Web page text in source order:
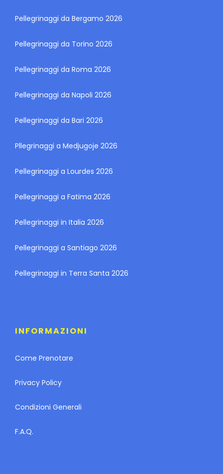
Pellegrinaggi da Bergamo 2026
Pellegrinaggi da Torino 2026
Pellegrinaggi da Roma 2026
Pellegrinaggi da Napoli 2026
Pellegrinaggi da Bari 2026
Pllegrinaggi a Medjugoje 2026
Pellegrinaggi a Lourdes 2026
Pellegrinaggi a Fatima 2026
Pellegrinaggi in Italia 2026
Pellegrinaggi a Santiago 2026
Pellegrinaggi in Terra Santa 2026
INFORMAZIONI
Come Prenotare
Privacy Policy
Condizioni Generali
F.A.Q.